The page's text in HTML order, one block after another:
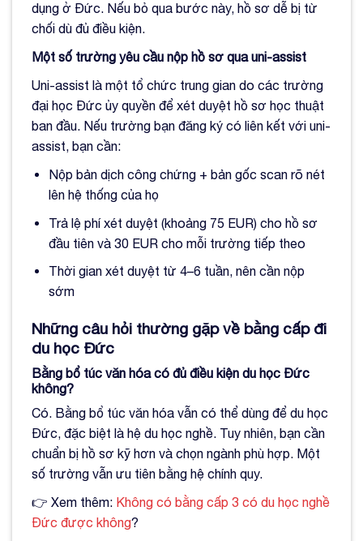
dụng ở Đức. Nếu bỏ qua bước này, hồ sơ dễ bị từ
chối dù đủ điều kiện.
Một số trường yêu cầu nộp hồ sơ qua uni-assist
Uni-assist là một tổ chức trung gian do các trường
đại học Đức ủy quyền để xét duyệt hồ sơ học thuật
ban đầu. Nếu trường bạn đăng ký có liên kết với uni-
assist, bạn cần:
Nộp bản dịch công chứng + bản gốc scan rõ nét
lên hệ thống của họ
Trả lệ phí xét duyệt (khoảng 75 EUR) cho hồ sơ
đầu tiên và 30 EUR cho mỗi trường tiếp theo
Thời gian xét duyệt từ 4–6 tuần, nên cần nộp
sớm
Những câu hỏi thường gặp về bằng cấp đi
du học Đức
Bằng bổ túc văn hóa có đủ điều kiện du học Đức
không?
Có. Bằng bổ túc văn hóa vẫn có thể dùng để du học
Đức, đặc biệt là hệ du học nghề. Tuy nhiên, bạn cần
chuẩn bị hồ sơ kỹ hơn và chọn ngành phù hợp. Một
số trường vẫn ưu tiên bằng hệ chính quy.
👉 Xem thêm: Không có bằng cấp 3 có du học nghề
Đức được không?